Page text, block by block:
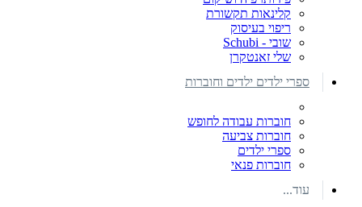
קלינאות תקשורת
ריפוי בעיסוק
שובי - Schubi
שלי זאנטקרן
ספרי ילדים ילדים וחוברות
חוברות עבודה לחופש
חוברות צביעה
ספרי ילדים
חוברות פנאי
עוד...